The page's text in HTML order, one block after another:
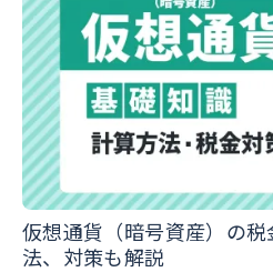
仮想通貨（暗号資産）の
法、対策も解説